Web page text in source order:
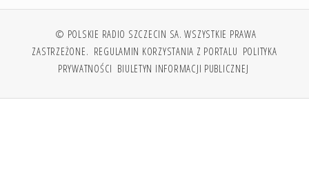
© POLSKIE RADIO SZCZECIN SA. WSZYSTKIE PRAWA
ZASTRZEŻONE. REGULAMIN KORZYSTANIA Z PORTALU POLITYKA
PRYWATNOŚCI BIULETYN INFORMACJI PUBLICZNEJ